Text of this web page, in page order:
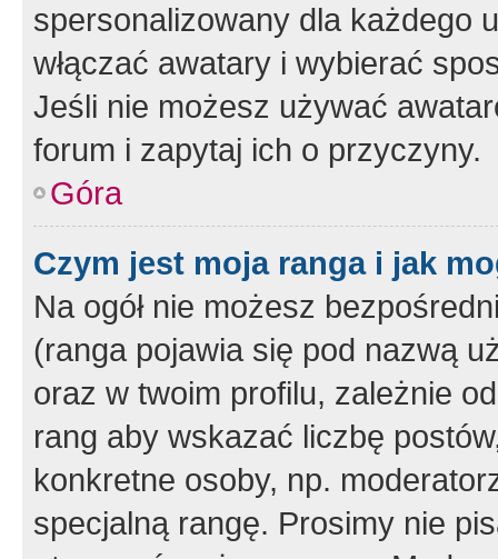
spersonalizowany dla każdego
włączać awatary i wybierać
Jeśli nie możesz używać
forum i zapytaj ich o przyczyny.
Góra
Czym jest moja ranga i jak
Na ogół nie możesz
(ranga pojawia się pod nazwą
oraz w twoim profilu, zależnie
rang aby wskazać liczbę
konkretne osoby, np.
specjalną rangę. Prosimy nie